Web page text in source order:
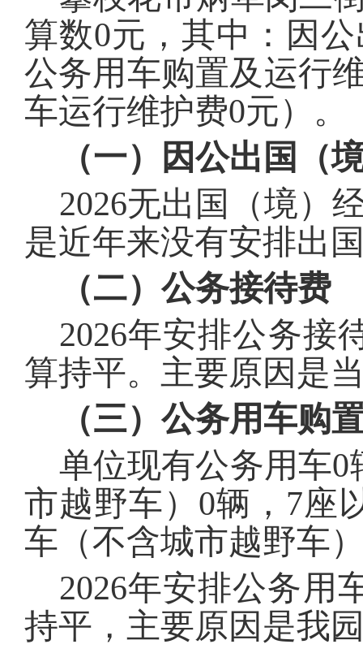
算数0元，其中：因
公务用车购置及运行
车运行维护费0元）。
（一）因公出国（
2026无出国（境）
是近年来没有安排出
（二）公务接待费
2026年安排公务接
算持平。主要原因是
（三）公务用车购
单位现有公务用车0
市越野车） 0辆，7座
车（不含城市越野车
2026年安排公务用
持平，主要原因是我